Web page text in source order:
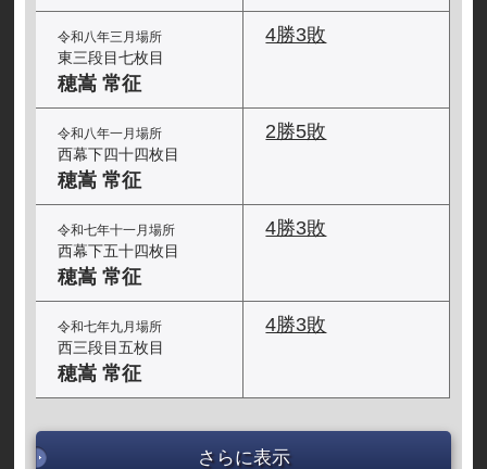
令和八年三月場所
東三段目七枚目
穂嵩 常征
4勝3敗
令和八年一月場所
西幕下四十四枚目
穂嵩 常征
2勝5敗
令和七年十一月場所
西幕下五十四枚目
穂嵩 常征
4勝3敗
令和七年九月場所
西三段目五枚目
穂嵩 常征
4勝3敗
さらに表示